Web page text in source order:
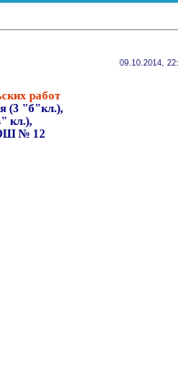
09.10.2014,
работ
(3 "б"кл.),
кл.),
№ 12